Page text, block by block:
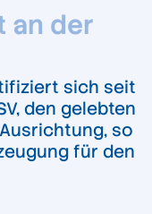
an der
sich seit
den gelebten
so
für den